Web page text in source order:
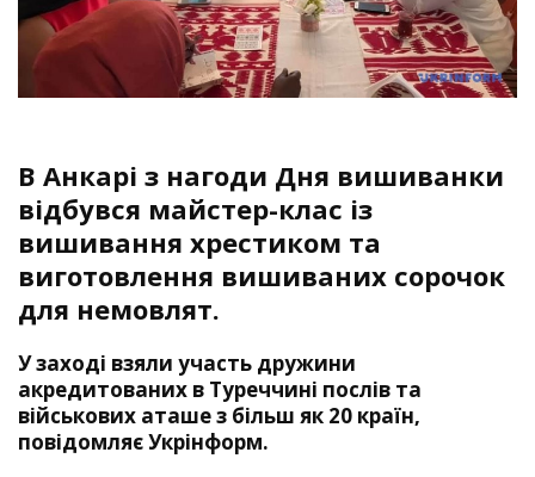
В Анкарі з нагоди Дня вишиванки
відбувся майстер-клас із
вишивання хрестиком та
виготовлення вишиваних сорочок
для немовлят.
У заході взяли участь дружини
акредитованих в Туреччині послів та
військових аташе з більш як 20 країн,
повідомляє Укрінформ.